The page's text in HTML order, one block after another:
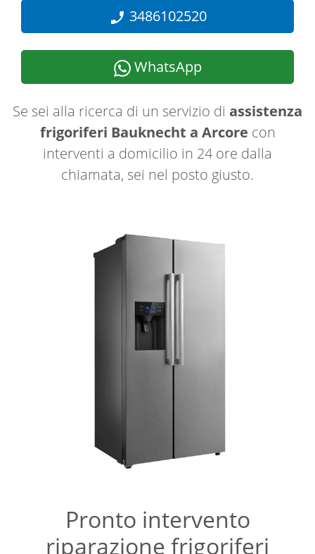
3486102520
WhatsApp
Se sei alla ricerca di un servizio di assistenza
frigoriferi Bauknecht a Arcore con
interventi a domicilio in 24 ore dalla
chiamata, sei nel posto giusto.
Pronto intervento
riparazione frigoriferi